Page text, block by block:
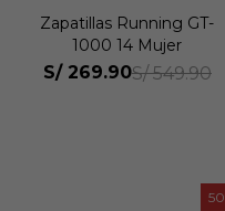
Zapatillas Running GT-
1000 14 Mujer
S/ 269.90S/ 549.90
50